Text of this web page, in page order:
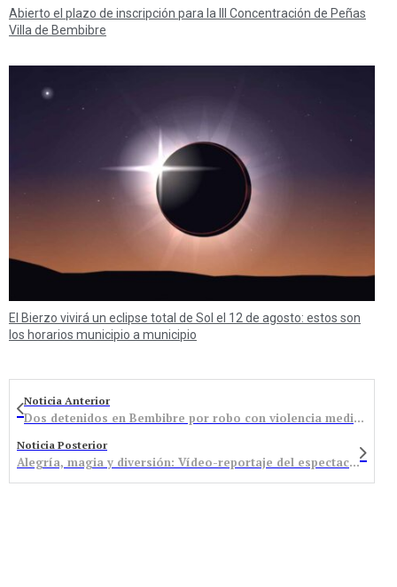
Abierto el plazo de inscripción para la III Concentración de Peñas
Villa de Bembibre
El Bierzo vivirá un eclipse total de Sol el 12 de agosto: estos son
los horarios municipio a municipio
Noticia Anterior
Dos detenidos en Bembibre por robo con violencia mediante el método del tirón
Noticia Posterior
Alegría, magia y diversión: Vídeo-reportaje del espectacular carnaval bembibrense